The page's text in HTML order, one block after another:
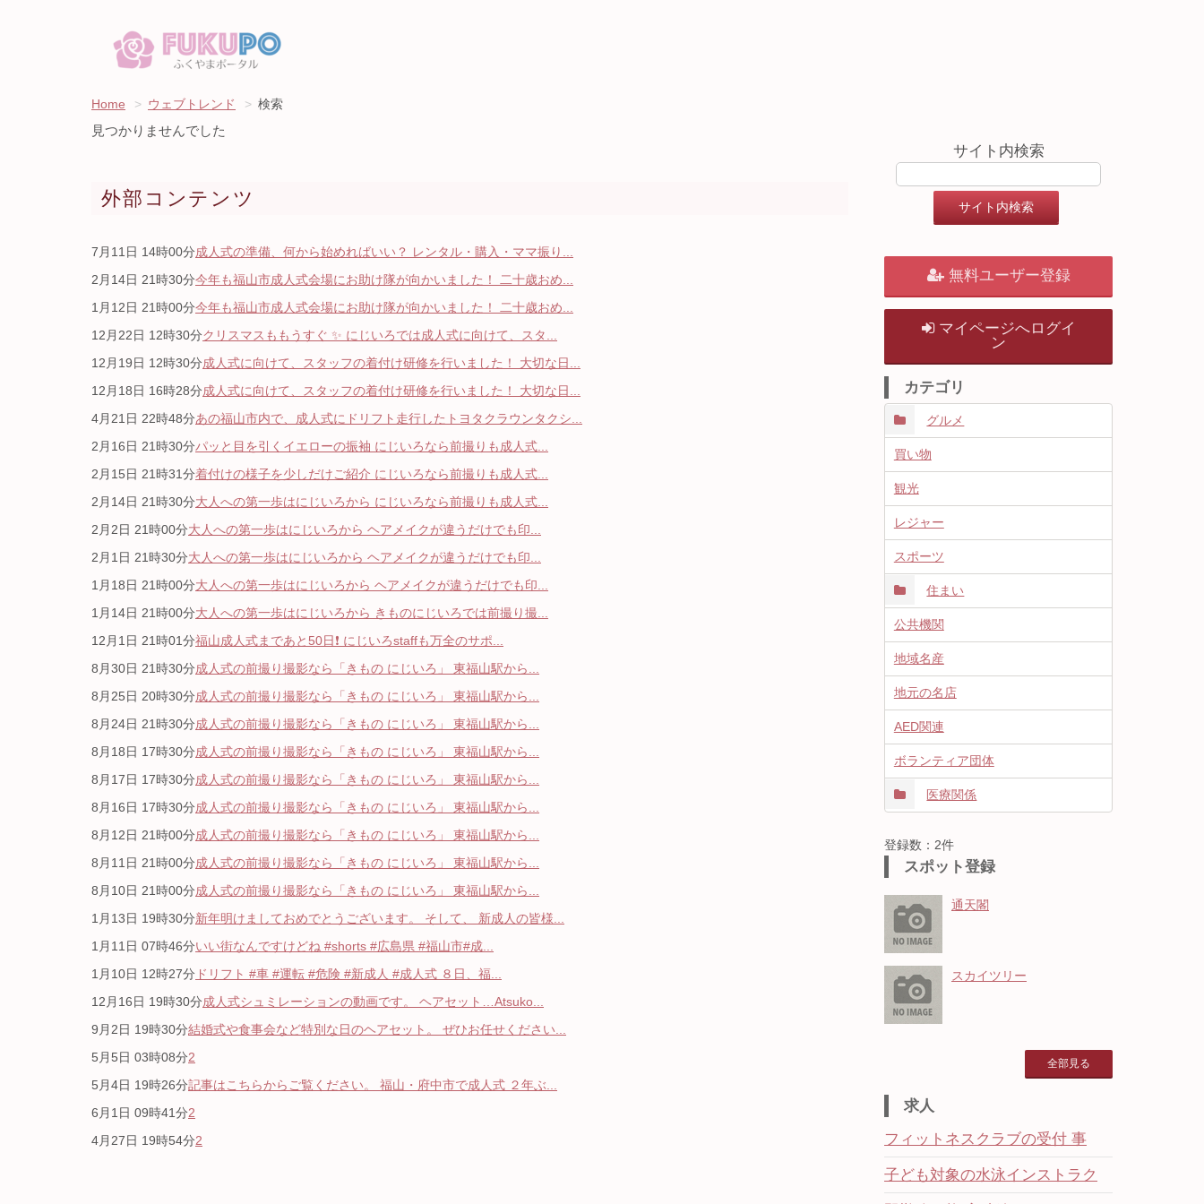
Home ウェブトレンド 検索
見つかりませんでした
外部コンテンツ
7月11日 14時00分成人式の準備、何から始めればいい？ レンタル・購入・ママ振り...
2月14日 21時30分今年も福山市成人式会場にお助け隊が向かいました！ 二十歳おめ...
1月12日 21時00分今年も福山市成人式会場にお助け隊が向かいました！ 二十歳おめ...
12月22日 12時30分クリスマスももうすぐ ✨ にじいろでは成人式に向けて、スタ...
12月19日 12時30分成人式に向けて、スタッフの着付け研修を行いました！ 大切な日...
12月18日 16時28分成人式に向けて、スタッフの着付け研修を行いました！ 大切な日...
4月21日 22時48分あの福山市内で、成人式にドリフト走行したトヨタクラウンタクシ...
2月16日 21時30分パッと目を引くイエローの振袖 にじいろなら前撮りも成人式...
2月15日 21時31分着付けの様子を少しだけご紹介 にじいろなら前撮りも成人式...
2月14日 21時30分大人への第一歩はにじいろから にじいろなら前撮りも成人式...
2月2日 21時00分大人への第一歩はにじいろから ヘアメイクが違うだけでも印...
2月1日 21時30分大人への第一歩はにじいろから ヘアメイクが違うだけでも印...
1月18日 21時00分大人への第一歩はにじいろから ヘアメイクが違うだけでも印...
1月14日 21時00分大人への第一歩はにじいろから きものにじいろでは前撮り撮...
12月1日 21時01分福山成人式まであと50日❗️ にじいろstaffも万全のサポ...
8月30日 21時30分成人式の前撮り撮影なら「きもの にじいろ」 東福山駅から...
8月25日 20時30分成人式の前撮り撮影なら「きもの にじいろ」 東福山駅から...
8月24日 21時30分成人式の前撮り撮影なら「きもの にじいろ」 東福山駅から...
8月18日 17時30分成人式の前撮り撮影なら「きもの にじいろ」 東福山駅から...
8月17日 17時30分成人式の前撮り撮影なら「きもの にじいろ」 東福山駅から...
8月16日 17時30分成人式の前撮り撮影なら「きもの にじいろ」 東福山駅から...
8月12日 21時00分成人式の前撮り撮影なら「きもの にじいろ」 東福山駅から...
8月11日 21時00分成人式の前撮り撮影なら「きもの にじいろ」 東福山駅から...
8月10日 21時00分成人式の前撮り撮影なら「きもの にじいろ」 東福山駅から...
1月13日 19時30分新年明けましておめでとうございます。 そして、 新成人の皆様...
1月11日 07時46分いい街なんですけどね #shorts #広島県 #福山市#成...
1月10日 12時27分 ドリフト #車 #運転 #危険 #新成人 #成人式 ８日、福...
12月16日 19時30分成人式シュミレーションの動画です。 ヘアセット…Atsuko...
9月2日 19時30分結婚式や食事会など特別な日のヘアセット。 ぜひお任せください...
5月5日 03時08分2
5月4日 19時26分記事はこちらからご覧ください。 福山・府中市で成人式 ２年ぶ...
6月1日 09時41分2
4月27日 19時54分2
サイト内検索
無料ユーザー登録
マイページへログイ
ン
カテゴリ
グルメ
買い物
観光
レジャー
スポーツ
住まい
公共機関
地域名産
地元の名店
AED関連
ボランティア団体
医療関係
登録数：2件
スポット登録
通天閣
スカイツリー
全部見る
求人
フィットネスクラブの受付 事
子ども対象の水泳インストラク